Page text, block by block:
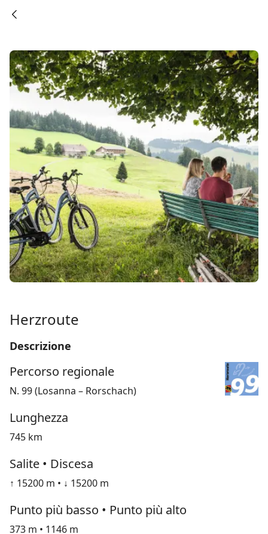
Herzroute
Descrizione
Percorso regionale
N. 99 (Losanna – Rorschach)
Lunghezza
745 km
Salite • Discesa
↑ 15200 m • ↓ 15200 m
Punto più basso • Punto più alto
373 m • 1146 m